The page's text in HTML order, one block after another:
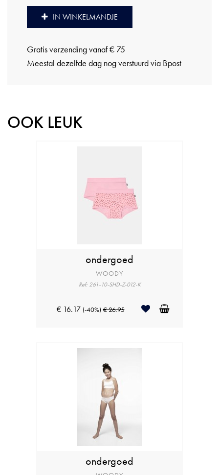
IN WINKELMANDJE
Gratis verzending vanaf € 75
Meestal dezelfde dag nog verstuurd via Bpost
OOK LEUK
ondergoed
WOODY
Ref: 261-10-SHD-Z-012-K
€ 16.17 (-40%) € 26.95
ondergoed